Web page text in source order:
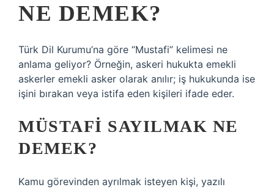
NE DEMEK?
Türk Dil Kurumu’na göre “Mustafi” kelimesi ne
anlama geliyor? Örneğin, askeri hukukta emekli
askerler emekli asker olarak anılır; iş hukukunda ise
işini bırakan veya istifa eden kişileri ifade eder.
MÜSTAFI SAYILMAK NE
DEMEK?
Kamu görevinden ayrılmak isteyen kişi, yazılı